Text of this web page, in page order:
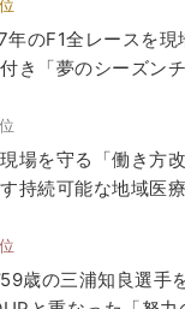
位
年のF1全レースを現
き「夢のシーズン
位
場を守る「働き方
持続可能な地域医
位
歳の三浦知良選